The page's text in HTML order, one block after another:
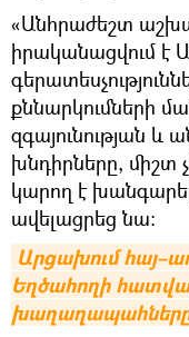
«Անհրաժեշտ
իրականացվում
քննարկումների
զգայունության և
խնդիրները, միշտ
կարող է խանգարել
ավելացրեց նա:
Արցախում
Եղծահողի